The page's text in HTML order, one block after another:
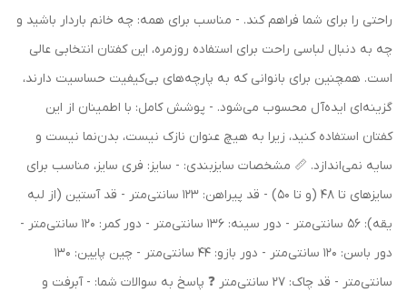
راحتی را برای شما فراهم کند. - مناسب برای همه: چه خانم باردار باشید و
چه به دنبال لباسی راحت برای استفاده روزمره، این کفتان انتخابی عالی
است. همچنین برای بانوانی که به پارچه‌های بی‌کیفیت حساسیت دارند،
گزینه‌ای ایده‌آل محسوب می‌شود. - پوشش کامل: با اطمینان از این
کفتان استفاده کنید، زیرا به هیچ عنوان نازک نیست، بدن‌نما نیست و
سایه نمی‌اندازد. 📏 مشخصات سایزبندی: - سایز: فری سایز، مناسب برای
سایزهای تا 48 (و تا 50) - قد پیراهن: 123 سانتی‌متر - قد آستین (از لبه
یقه): 56 سانتی‌متر - دور سینه: 136 سانتی‌متر - دور کمر: 120 سانتی‌متر -
دور باسن: 120 سانتی‌متر - دور بازو: 44 سانتی‌متر - چین پایین: 130
سانتی‌متر - قد چاک: 27 سانتی‌متر ❓ پاسخ به سوالات شما: - آبرفت و